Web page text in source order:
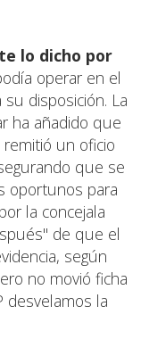
lo dicho por
operar en el
disposición. La
ha añadido que
un oficio
que se
oportunos para
la concejala
de que el
según
no movió ficha
la